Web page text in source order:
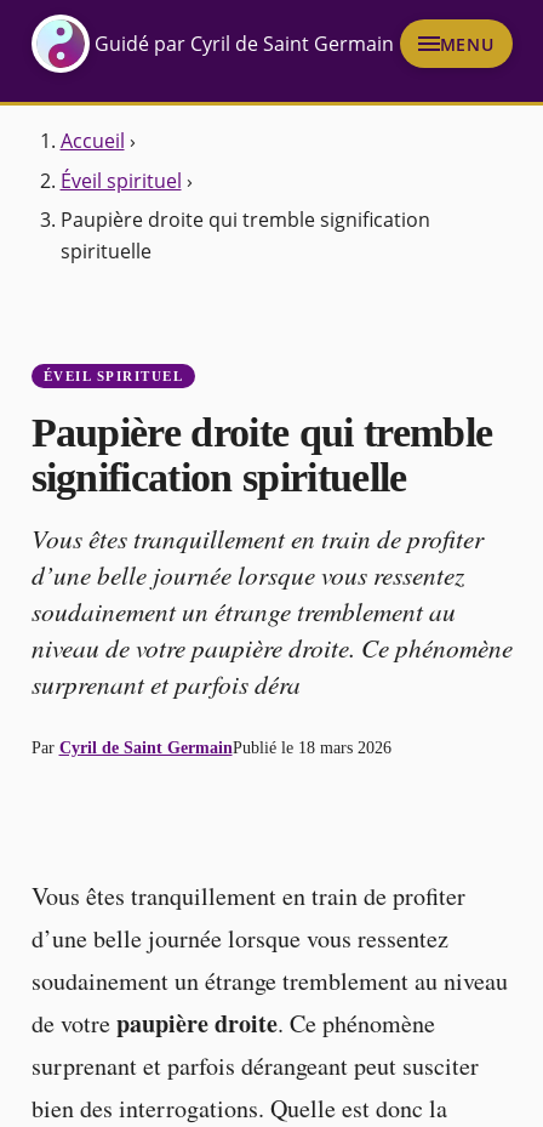
Guidé par Cyril de Saint Germain MENU
Accueil ›
Éveil spirituel ›
Paupière droite qui tremble signification
spirituelle
ÉVEIL SPIRITUEL
Paupière droite qui tremble
signification spirituelle
Vous êtes tranquillement en train de profiter
d’une belle journée lorsque vous ressentez
soudainement un étrange tremblement au
niveau de votre paupière droite. Ce phénomène
surprenant et parfois déra
Par Cyril de Saint GermainPublié le 18 mars 2026
Vous êtes tranquillement en train de profiter
d’une belle journée lorsque vous ressentez
soudainement un étrange tremblement au niveau
de votrepaupière droite. Ce phénomène
surprenant et parfois dérangeant peut susciter
bien des interrogations. Quelle est donc la